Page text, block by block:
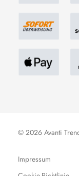
© 2026 Avanti
Impressum